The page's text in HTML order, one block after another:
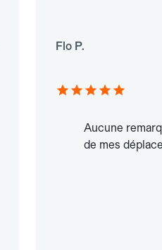
Flo P.
Aucune
de mes